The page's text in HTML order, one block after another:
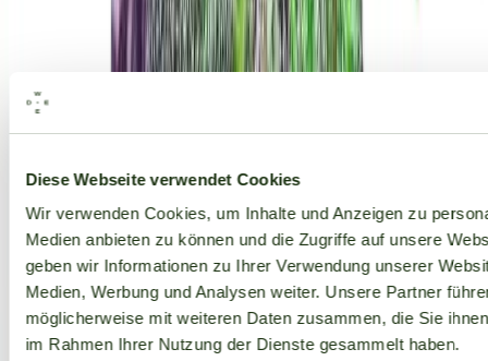
Diese Webseite verwendet Cookies
Wir verwenden Cookies, um Inhalte und Anzeigen zu
Medien anbieten zu können und die Zugriffe auf unsere
geben wir Informationen zu Ihrer Verwendung unserer
Medien, Werbung und Analysen weiter. Unsere Partner
möglicherweise mit weiteren Daten zusammen, die Sie
im Rahmen Ihrer Nutzung der Dienste gesammelt haben.